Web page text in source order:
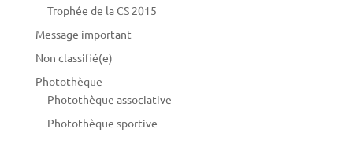
Trophée de la CS 2015
Message important
Non classifié(e)
Photothèque
Photothèque associative
Photothèque sportive